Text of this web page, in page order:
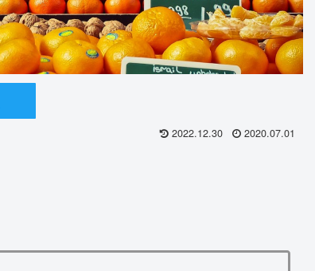
2022.12.30 2020.07.01